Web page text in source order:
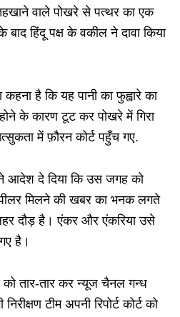
वाले पोखरे से पत्थर का एक
हिंदू पक्ष के वकील ने दावा किया
है कि यह पानी का फुह्वारे का
के कारण टूट कर पोखरे में गिरा
में फ़ौरन कोर्ट पहुँच गए.
आदेश दे दिया कि उस जगह को
मिलने की खबर का भनक लगते
दौड़ है। एंकर और एंकरिया उसे
है।
को तार-तार कर न्यूज चैनल गन्ध
टीम अपनी रिपोर्ट कोर्ट को